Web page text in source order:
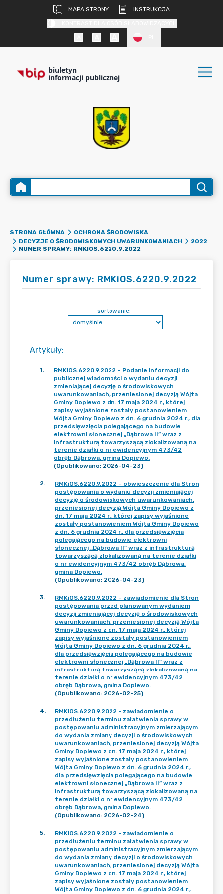
MAPA STRONY
INSTRUKCJA
biuletyn
informacji publicznej
STRONA GŁÓWNA
OCHRONA ŚRODOWISKA
DECYZJE O ŚRODOWISKOWYCH UWARUNKOWANIACH
2022
NUMER SPRAWY: RMKIOS.6220.9.2022
Numer sprawy: RMKiOS.6220.9.2022
Artykuły:
sortowanie:
1.
RMKiOS.6220.9.2022 – Podanie informacji do
publicznej wiadomości o wydaniu decyzji
zmieniającej decyzję o środowiskowych
uwarunkowaniach, przeniesionej decyzją Wójta
Gminy Dopiewo z dn. 17 maja 2024 r., której
zapisy wyjaśnione zostały postanowieniem
Wójta Gminy Dopiewo z dn. 6 grudnia 2024 r., dla
przedsięwzięcia polegającego na budowie
elektrowni słonecznej „Dąbrowa II” wraz z
infrastrukturą towarzyszącą zlokalizowaną na
terenie działki o nr ewidencyjnym 473/42
obręb Dąbrowa, gmina Dopiewo.
(Opublikowano: 2026-04-23)
2.
RMKiOS.6220.9.2022 – obwieszczenie dla Stron
postępowania o wydaniu decyzji zmieniającej
decyzję o środowiskowych uwarunkowaniach,
przeniesionej decyzją Wójta Gminy Dopiewo z
dn. 17 maja 2024 r., której zapisy wyjaśnione
zostały postanowieniem Wójta Gminy Dopiewo
z dn. 6 grudnia 2024 r., dla przedsięwzięcia
polegającego na budowie elektrowni
słonecznej „Dąbrowa II” wraz z infrastrukturą
towarzyszącą zlokalizowaną na terenie działki
o nr ewidencyjnym 473/42 obręb Dąbrowa,
gmina Dopiewo.
(Opublikowano: 2026-04-23)
3.
RMKiOS.6220.9.2022 – zawiadomienie dla Stron
postępowania przed planowanym wydaniem
decyzji zmieniającej decyzję o środowiskowych
uwarunkowaniach, przeniesionej decyzją Wójta
Gminy Dopiewo z dn. 17 maja 2024 r., której
zapisy wyjaśnione zostały postanowieniem
Wójta Gminy Dopiewo z dn. 6 grudnia 2024 r.,
dla przedsięwzięcia polegającego na budowie
elektrowni słonecznej „Dąbrowa II” wraz z
infrastrukturą towarzyszącą zlokalizowaną na
terenie działki o nr ewidencyjnym 473/42
obręb Dąbrowa, gmina Dopiewo.
(Opublikowano: 2026-02-25)
4.
RMKiOS.6220.9.2022 - zawiadomienie o
przedłużeniu terminu załatwienia sprawy w
postępowaniu administracyjnym zmierzającym
do wydania zmiany decyzji o środowiskowych
uwarunkowaniach, przeniesionej decyzją Wójta
Gminy Dopiewo z dn. 17 maja 2024 r., której
zapisy wyjaśnione zostały postanowieniem
Wójta Gminy Dopiewo z dn. 6 grudnia 2024 r.,
dla przedsięwzięcia polegającego na budowie
elektrowni słonecznej „Dąbrowa II” wraz z
infrastrukturą towarzyszącą zlokalizowaną na
terenie działki o nr ewidencyjnym 473/42
obręb Dąbrowa, gmina Dopiewo.
(Opublikowano: 2026-02-24)
5.
RMKiOS.6220.9.2022 - zawiadomienie o
przedłużeniu terminu załatwienia sprawy w
postępowaniu administracyjnym zmierzającym
do wydania zmiany decyzji o środowiskowych
uwarunkowaniach, przeniesionej decyzją Wójta
Gminy Dopiewo z dn. 17 maja 2024 r., której
zapisy wyjaśnione zostały postanowieniem
Wójta Gminy Dopiewo z dn. 6 grudnia 2024 r.,